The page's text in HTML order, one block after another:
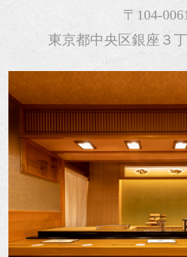
〒104-0061
東京都中央区銀座３